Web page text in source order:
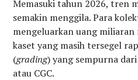
Memasuki tahun 2026, tren
semakin menggila. Para
mengeluarkan uang
kaset yang masih tersegel
(grading) yang sempurna
atau CGC.